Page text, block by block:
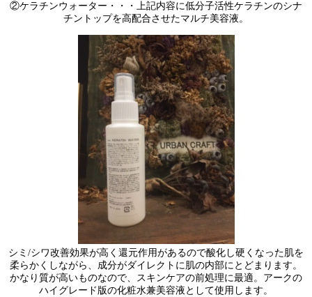
②ケラチンウォーター・・・上記内容に低分子活性ケラチンのシナ
チントップを高配合させたマルチ美容液。
シミ/シワ改善効果が高く還元作用があるので酸化し硬くなった肌を
柔らかくしながら、成分がダイレクトに肌の内部にとどまります。
かなり質が高いものなので、スキンケアの前処理に最適。アークの
ハイグレード版の化粧水兼美容液として使用します。